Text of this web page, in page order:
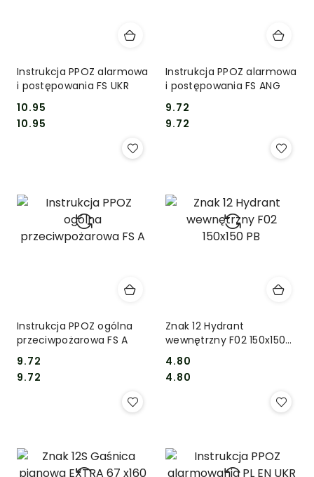
Instrukcja PPOZ alarmowa
i postępowania FS UKR
Cena:
10.95
Cena:
10.95
Instrukcja PPOZ alarmowa
i postępowania FS ANG
Cena:
9.72
Cena:
9.72
Instrukcja PPOZ ogólna
przeciwpożarowa FS A
Cena:
9.72
Cena:
9.72
Znak 12 Hydrant
wewnętrzny F02 150x150
PB
Cena:
4.80
Cena:
4.80